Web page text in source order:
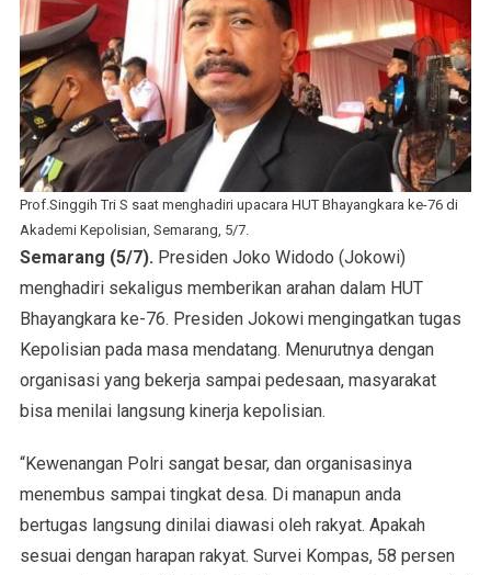
Prof.Singgih Tri S saat menghadiri upacara HUT Bhayangkara ke-76 di
Akademi Kepolisian, Semarang, 5/7.
Semarang (5/7). Presiden Joko Widodo (Jokowi)
menghadiri sekaligus memberikan arahan dalam HUT
Bhayangkara ke-76. Presiden Jokowi mengingatkan tugas
Kepolisian pada masa mendatang. Menurutnya dengan
organisasi yang bekerja sampai pedesaan, masyarakat
bisa menilai langsung kinerja kepolisian.
“Kewenangan Polri sangat besar, dan organisasinya
menembus sampai tingkat desa. Di manapun anda
bertugas langsung dinilai diawasi oleh rakyat. Apakah
sesuai dengan harapan rakyat. Survei Kompas, 58 persen